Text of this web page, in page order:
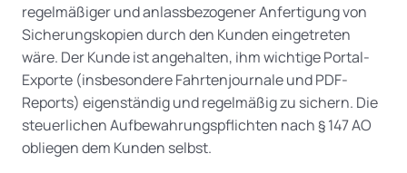
regelmäßiger und anlassbezogener Anfertigung von
Sicherungskopien durch den Kunden eingetreten
wäre. Der Kunde ist angehalten, ihm wichtige Portal-
Exporte (insbesondere Fahrtenjournale und PDF-
Reports) eigenständig und regelmäßig zu sichern. Die
steuerlichen Aufbewahrungspflichten nach § 147 AO
obliegen dem Kunden selbst.